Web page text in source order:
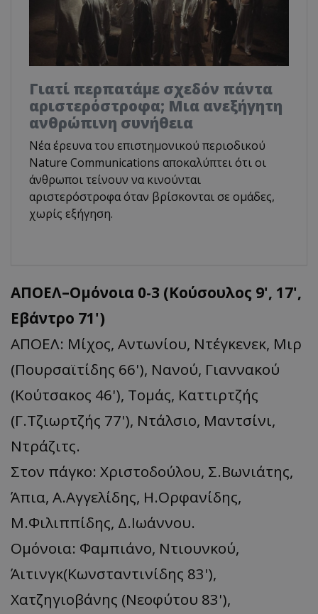
Γιατί περπατάμε σχεδόν πάντα
αριστερόστροφα; Μια ανεξήγητη
ανθρώπινη συνήθεια
Νέα έρευνα του επιστημονικού περιοδικού
Nature Communications αποκαλύπτει ότι οι
άνθρωποι τείνουν να κινούνται
αριστερόστροφα όταν βρίσκονται σε ομάδες,
χωρίς εξήγηση.
ΑΠΟΕΛ–Ομόνοια 0-3 (Κούσουλος 9', 17',
Εβάντρο 71')
ΑΠΟΕΛ: Μίχος, Αντωνίου, Ντέγκενεκ, Μιρ
(Πουρσαϊτίδης 66'), Νανού, Γιαννακού
(Κούτσακος 46'), Τομάς, Καττιρτζής
(Γ.Τζιωρτζής 77'), Ντάλσιο, Μαντσίνι,
Ντράζιτς.
Στον πάγκο: Χριστοδούλου, Σ.Βωνιάτης,
Άπια, Α.Αγγελίδης, Η.Ορφανίδης,
Μ.Φιλιππίδης, Δ.Ιωάννου.
Ομόνοια: Φαμπιάνο, Ντιουνκού,
Άιτινγκ(Κωνσταντινίδης 83'),
Χατζηγιοβάνης (Νεοφύτου 83'),